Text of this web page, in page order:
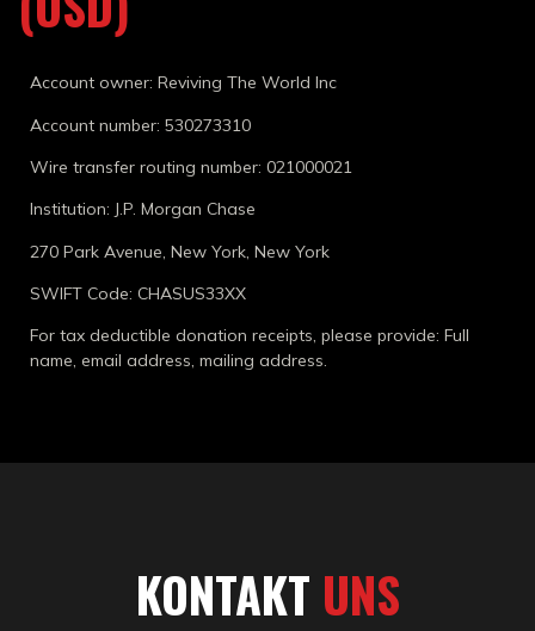
Account owner: Reviving The World Inc
Account number: 530273310
Wire transfer routing number: 021000021
Institution: J.P. Morgan Chase
270 Park Avenue, New York, New York
SWIFT Code: CHASUS33XX
For tax deductible donation receipts, please provide: Full
name, email address, mailing address.
KONTAKT UNS